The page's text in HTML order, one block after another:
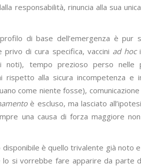
responsabilità, rinuncia alla sua
di base dell’emergenza è pur
di cura specifica, vaccini ad hoc
noti), tempo prezioso perso nelle
rispetto alla sicura incompetenza e
come niente fosse),
è escluso, ma lasciato
una causa di forza maggiore
disponibile è quello trivalente già noto
si vorrebbe fare apparire da parte